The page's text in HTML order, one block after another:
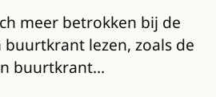
meer betrokken bij de
lezen, zoals de
buurtkrant…